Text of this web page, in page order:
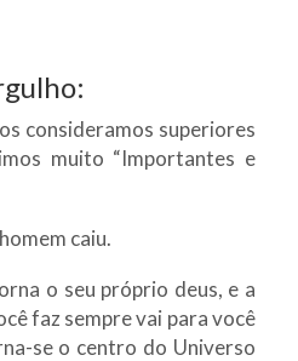
consideramos superiores
muito “Importantes e
caiu.
o seu próprio deus, e a
faz sempre vai para você
se o centro do Universo